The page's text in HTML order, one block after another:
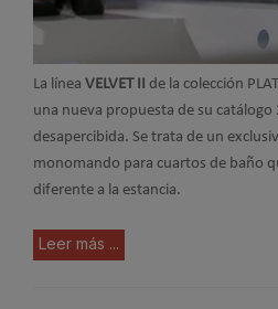
La línea VELVET II de la colección
una nueva propuesta de su catálogo
desapercibida. Se trata de un
monomando para cuartos de baño
diferente a la estancia.
Leer más ...